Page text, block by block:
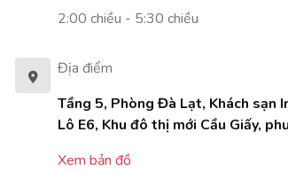
2:00 chiều - 5:30 chiều
Địa điểm
Tầng 5, Phòng Đà Lạt, Khách sạn
Lô E6, Khu đô thị mới Cầu Giấy,
Xem bản đồ